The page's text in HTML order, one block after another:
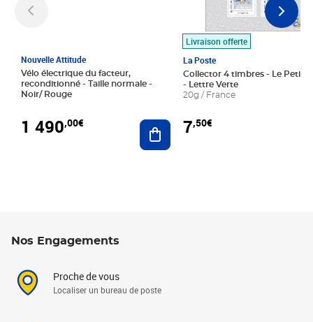
Nouvelle Attitude
Vélo électrique du facteur,
reconditionné - Taille normale -
Noir/ Rouge
1 490,00€ Ajouter au panier
Livraison offerte
La Poste
Collector 4 timbres - Le Petit
- Lettre Verte
20g / France
7,50€
Nos Engagements
Proche de vous
Localiser un bureau de poste